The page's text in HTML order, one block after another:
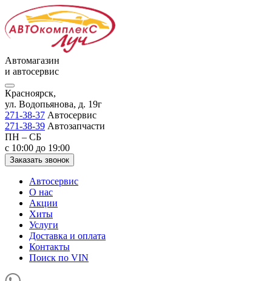
Автомагазин
и автосервис
Красноярск,
ул. Водопьянова, д. 19г
271-38-37 Автосервис
271-38-39 Автозапчасти
ПН – СБ
с 10:00 до 19:00
Заказать звонок
Автосервис
О нас
Акции
Хиты
Услуги
Доставка и оплата
Контакты
Поиск по VIN